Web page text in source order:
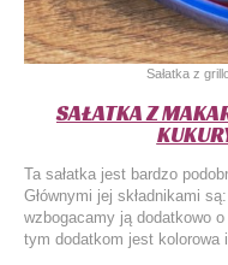
Sałatka z
SAŁATKA Z
Ta sałatka jest bardzo
Głównymi jej składnikami
wzbogacamy ją dodatkowo
tym dodatkom jest kolorowa